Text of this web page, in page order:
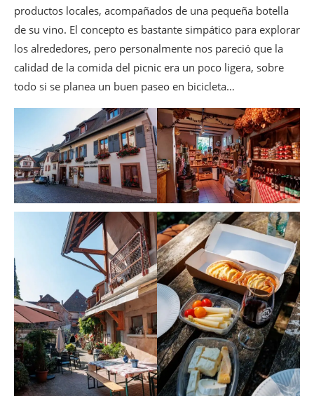
productos locales, acompañados de una pequeña botella
de su vino. El concepto es bastante simpático para explorar
los alrededores, pero personalmente nos pareció que la
calidad de la comida del picnic era un poco ligera, sobre
todo si se planea un buen paseo en bicicleta…